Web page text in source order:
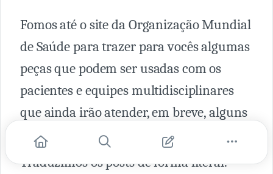
Fomos até o site da Organização Mundial
de Saúde para trazer para vocês algumas
peças que podem ser usadas com os
pacientes e equipes multidisciplinares
que ainda irão atender, em breve, alguns
casos de Coronavírus ( Covid19)
Traduzimos os posts de forma literal.